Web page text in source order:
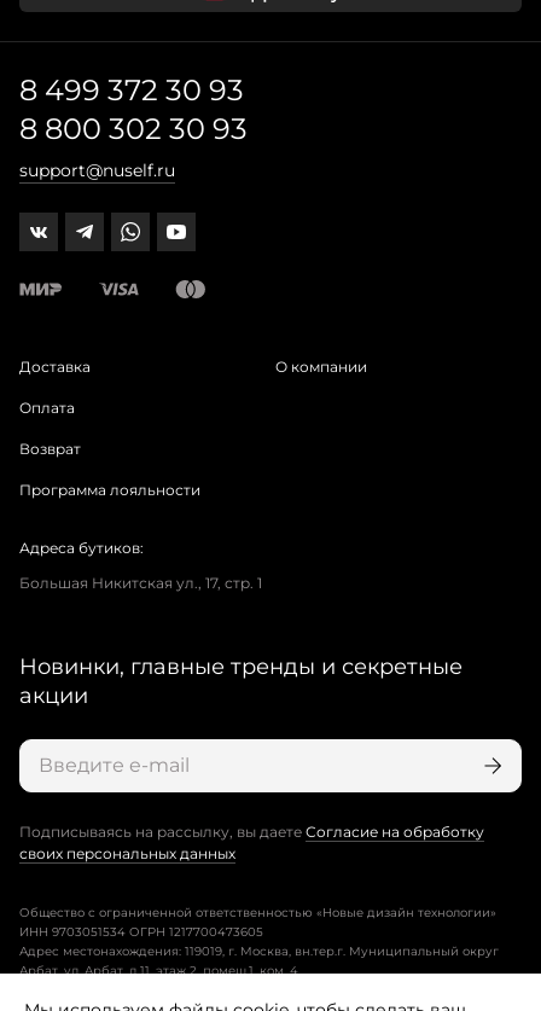
8 499 372 30 93
8 800 302 30 93
support@nuself.ru
Доставка
Оплата
Возврат
Программа лояльности
О компании
Адреса бутиков:
Большая Никитская ул., 17, стр. 1
Новинки, главные тренды и секретные
акции
Подписываясь на рассылку, вы даете Согласие на обработку
своих персональных данных
Общество с ограниченной ответственностью «Новые дизайн технологии»
ИНН 9703051534 ОГРН 1217700473605
Адрес местонахождения: 119019, г. Москва, вн.тер.г. Муниципальный округ
Арбат, ул. Арбат, д.11, этаж 2, помещ.1, ком. 4.